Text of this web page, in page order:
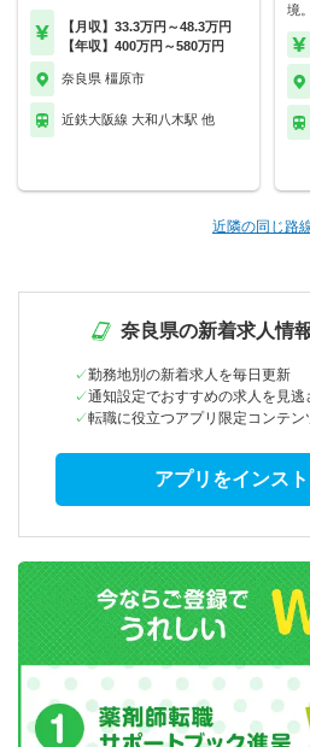
【月収】33.3万円～48.3万円
【年収】400万円～580万円
奈良県 橿原市
近鉄大阪線 大和八木駅 他
境
近隣の同じ路
奈良県の新着求人情
勤務地別の新着求人を毎日更新
通知設定でおすすめの求人を見逃
転職に役立つアプリ限定コンテン
アプリをインス